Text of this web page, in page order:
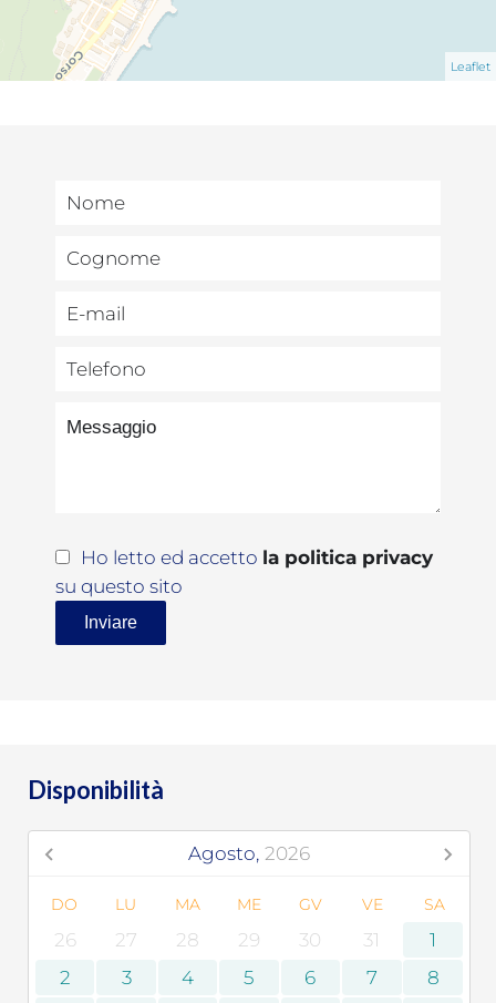
Leaflet
Ho letto ed accetto la politica privacy
su questo sito
Inviare
Disponibilità
Agosto, 2026
DO LU MA ME GV VE SA
26 27 28 29 30 31
1
2
3 4 5 6 7
8